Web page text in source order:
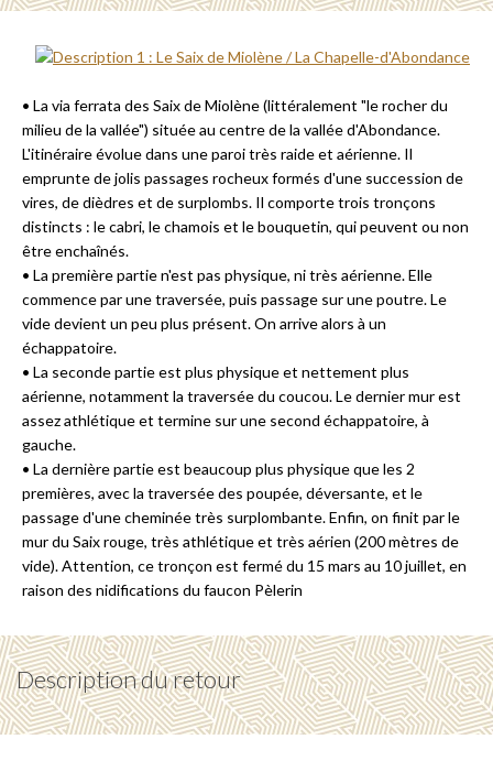
• La via ferrata des Saix de Miolène (littéralement "le rocher du
milieu de la vallée") située au centre de la vallée d'Abondance.
L'itinéraire évolue dans une paroi très raide et aérienne. Il
emprunte de jolis passages rocheux formés d'une succession de
vires, de dièdres et de surplombs. Il comporte trois tronçons
distincts : le cabri, le chamois et le bouquetin, qui peuvent ou non
être enchaînés.
• La première partie n'est pas physique, ni très aérienne. Elle
commence par une traversée, puis passage sur une poutre. Le
vide devient un peu plus présent. On arrive alors à un
échappatoire.
• La seconde partie est plus physique et nettement plus
aérienne, notamment la traversée du coucou. Le dernier mur est
assez athlétique et termine sur une second échappatoire, à
gauche.
• La dernière partie est beaucoup plus physique que les 2
premières, avec la traversée des poupée, déversante, et le
passage d'une cheminée très surplombante. Enfin, on finit par le
mur du Saix rouge, très athlétique et très aérien (200 mètres de
vide). Attention, ce tronçon est fermé du 15 mars au 10 juillet, en
raison des nidifications du faucon Pèlerin
Description du retour